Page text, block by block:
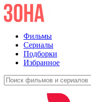
Фильмы
Сериалы
Подборки
Избранное